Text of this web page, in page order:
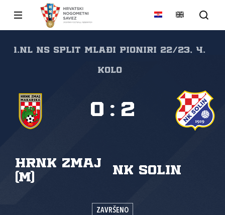
1.NL NS Split Mlađi pioniri 22/23, 4.
kolo
HRNK Zmaj
(M)
NK Solin
0 : 2
ZAVRŠENO